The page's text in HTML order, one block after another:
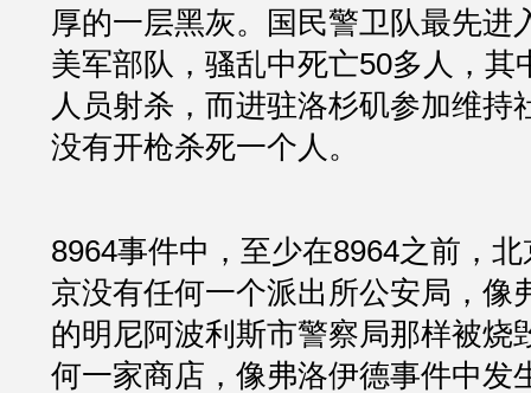
厚的一层黑灰。国民警卫队最先进
美军部队，骚乱中死亡50多人，其
人员射杀，而进驻洛杉矶参加维持
没有开枪杀死一个人。
8964事件中，至少在8964之前，
京没有任何一个派出所公安局，像
的明尼阿波利斯市警察局那样被烧
何一家商店，像弗洛伊德事件中发